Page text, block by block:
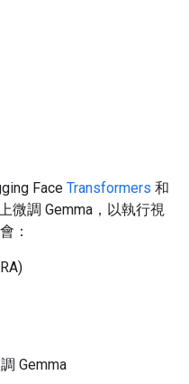
Face Transformers 和
微調 Gemma，以執行視
：
Gemma